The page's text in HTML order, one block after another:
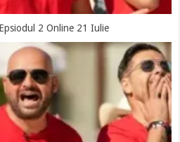
2 Online 21 Iulie